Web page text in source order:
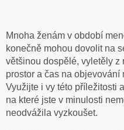
Mnoha ženám v období
konečně mohou dovolit na
většinou dospělé, vyletěly z
prostor a čas na objevování
Využijte i vy této příležitosti
na které jste v minulosti
neodvážila vyzkoušet.